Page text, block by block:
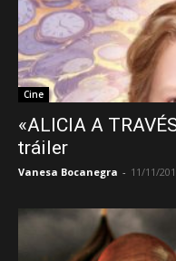
Cine
«ALICIA A
tráiler
Vanesa Bocanegra - 11/11/